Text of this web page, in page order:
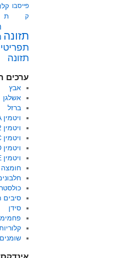
פייסבו
ק
ת
תזונה
תפריטי
תזונה
ערכים
אבץ
אשלגן
ברזל
ויטמין A
ויטמין B12
ויטמין C
ויטמין D
ויטמין E
חומצה
סיבים
סידן
שומנים